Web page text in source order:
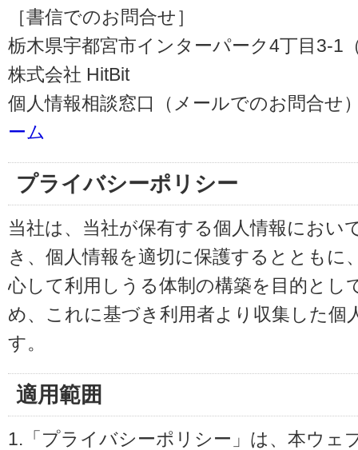
［書信でのお問合せ］
栃木県宇都宮市インターパーク4丁目3-1
株式会社 HitBit
個人情報相談窓口（メールでのお問合せ
ーム
プライバシーポリシー
当社は、当社が保有する個人情報におい
き、個人情報を適切に保護するとともに
心して利用しうる体制の構築を目的とし
め、これに基づき利用者より収集した個
す。
適用範囲
1.「プライバシーポリシー」は、本ウェ